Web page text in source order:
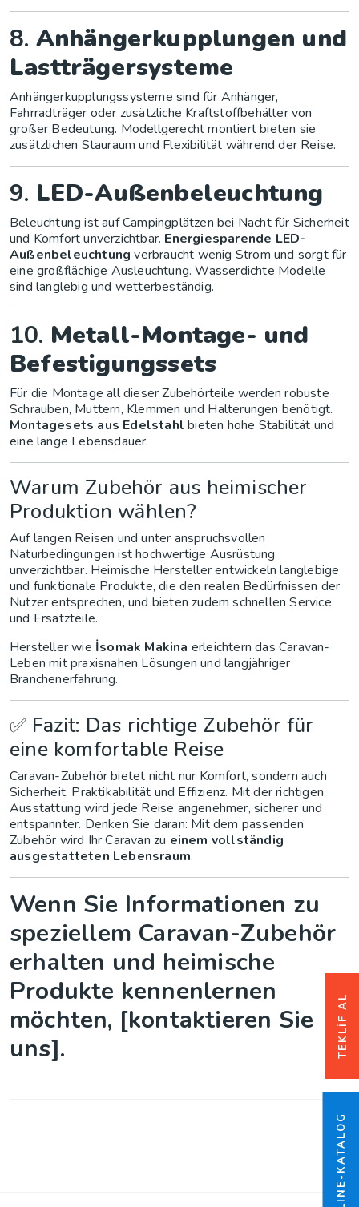
ONLINE-KATALOG
TEKLİF AL
8. Anhängerkupplungen und
Lastträgersysteme
Anhängerkupplungssysteme sind für Anhänger,
Fahrradträger oder zusätzliche Kraftstoffbehälter von
großer Bedeutung. Modellgerecht montiert bieten sie
zusätzlichen Stauraum und Flexibilität während der Reise.
9. LED-Außenbeleuchtung
Beleuchtung ist auf Campingplätzen bei Nacht für Sicherheit
und Komfort unverzichtbar. Energiesparende LED-
Außenbeleuchtung verbraucht wenig Strom und sorgt für
eine großflächige Ausleuchtung. Wasserdichte Modelle
sind langlebig und wetterbeständig.
10. Metall-Montage- und
Befestigungssets
Für die Montage all dieser Zubehörteile werden robuste
Schrauben, Muttern, Klemmen und Halterungen benötigt.
Montagesets aus Edelstahl bieten hohe Stabilität und
eine lange Lebensdauer.
Warum Zubehör aus heimischer
Produktion wählen?
Auf langen Reisen und unter anspruchsvollen
Naturbedingungen ist hochwertige Ausrüstung
unverzichtbar. Heimische Hersteller entwickeln langlebige
und funktionale Produkte, die den realen Bedürfnissen der
Nutzer entsprechen, und bieten zudem schnellen Service
und Ersatzteile.
Hersteller wie İsomak Makina erleichtern das Caravan-
Leben mit praxisnahen Lösungen und langjähriger
Branchenerfahrung.
✅ Fazit: Das richtige Zubehör für
eine komfortable Reise
Caravan-Zubehör bietet nicht nur Komfort, sondern auch
Sicherheit, Praktikabilität und Effizienz. Mit der richtigen
Ausstattung wird jede Reise angenehmer, sicherer und
entspannter. Denken Sie daran: Mit dem passenden
Zubehör wird Ihr Caravan zu einem vollständig
ausgestatteten Lebensraum.
Wenn Sie Informationen zu
speziellem Caravan-Zubehör
erhalten und heimische
Produkte kennenlernen
möchten, [kontaktieren Sie
uns].